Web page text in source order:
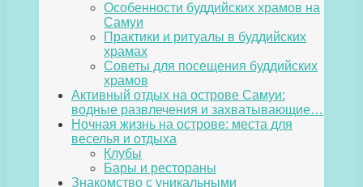
Особенности буддийских храмов на
Самуи
Практики и ритуалы в буддийских
храмах
Советы для посещения буддийских
храмов
Активный отдых на острове Самуи:
водные развлечения и захватывающие…
Ночная жизнь на острове: места для
веселья и отдыха
Клубы
Бары и рестораны
Знакомство с уникальными